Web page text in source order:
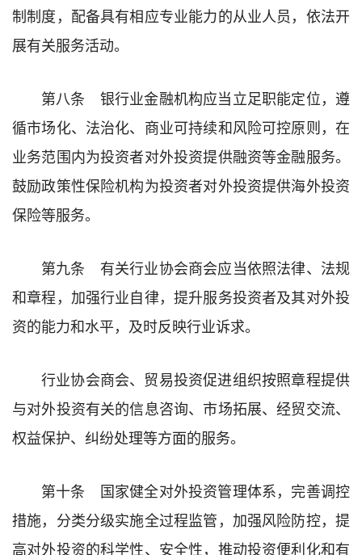
制制度，配备具有相应专业能力的从业人员，依法开
展有关服务活动。
第八条 银行业金融机构应当立足职能定位，遵
循市场化、法治化、商业可持续和风险可控原则，在
业务范围内为投资者对外投资提供融资等金融服务。
鼓励政策性保险机构为投资者对外投资提供海外投资
保险等服务。
第九条 有关行业协会商会应当依照法律、法规
和章程，加强行业自律，提升服务投资者及其对外投
资的能力和水平，及时反映行业诉求。
行业协会商会、贸易投资促进组织按照章程提供
与对外投资有关的信息咨询、市场拓展、经贸交流、
权益保护、纠纷处理等方面的服务。
第十条 国家健全对外投资管理体系，完善调控
措施，分类分级实施全过程监管，加强风险防控，提
高对外投资的科学性、安全性，推动投资便利化和有